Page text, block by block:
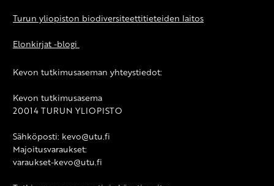
Turun yliopiston biodiversiteettitieteiden laitos
Elonkirjat -blogi
Kevon tutkimusaseman yhteystiedot:
Kevon tutkimusasema
20014 TURUN YLIOPISTO
Sähköposti: kevo@utu.fi
Majoitusvaraukset:
varaukset-kevo@utu.fi